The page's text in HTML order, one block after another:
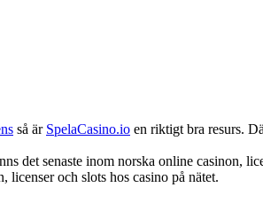
så är SpelaCasino.io en riktigt bra resurs.
det senaste inom norska online casinon,
licenser och slots hos casino på nätet.